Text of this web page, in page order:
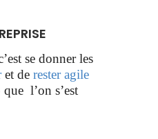
se donner les
et de rester agile
l’on s’est